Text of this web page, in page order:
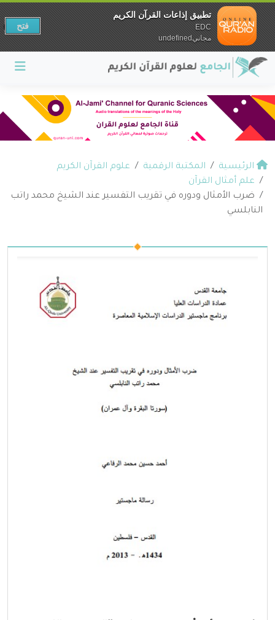
الرئيسية المكتبة الرقمية
علوم القرآن الكريم
علم أمثال القرآن
ضرب الأمثال ودوره في تقريب التفسير عند الشيخ محمد راتب
النابلسي
تطبيق إذاعات القرآن الكريم
EDC
مجانيundefined
فتح